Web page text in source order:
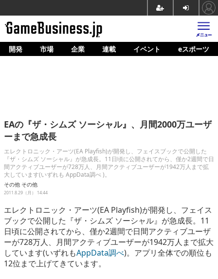
ホーム
企業動向
人材育成
産業政策
連載
イベント/セミナー
eスポーツ
開発 市場 企業 連載 イベント eスポーツ
EAの『ザ・シムズ ソーシャル』、月間2000万ユーザ
ーまで急成長
エレクトロニック・アーツ(EA Playfish)が開発し、フェイスブックで公開した
『ザ・シムズ ソーシャル』が急成長。11日頃に公開されてから、僅か2週間で日
間アクティブユーザーが728万人、月間アクティブユーザーが1942万人まで拡
大しています(いずれも AppData調べ )。
その他 その他
2011.8.29（月） 14:44
エレクトロニック・アーツ(EA Playfish)が開発し、フェイス
ブックで公開した『ザ・シムズ ソーシャル』が急成長。11
日頃に公開されてから、僅か2週間で日間アクティブユーザ
ーが728万人、月間アクティブユーザーが1942万人まで拡大
しています(いずれもAppData調べ)。アプリ全体での順位も
12位まで上げてきています。